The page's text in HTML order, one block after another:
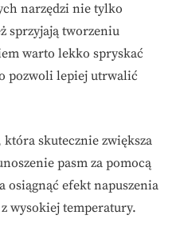
narzędzi nie tylko
sprzyjają tworzeniu
warto lekko spryskać
pozwoli lepiej utrwalić
skutecznie zwiększa
pasm za pomocą
osiągnąć efekt napuszenia
wysokiej temperatury.